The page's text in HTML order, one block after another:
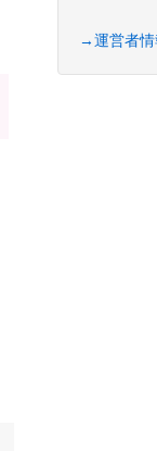
→運営者情